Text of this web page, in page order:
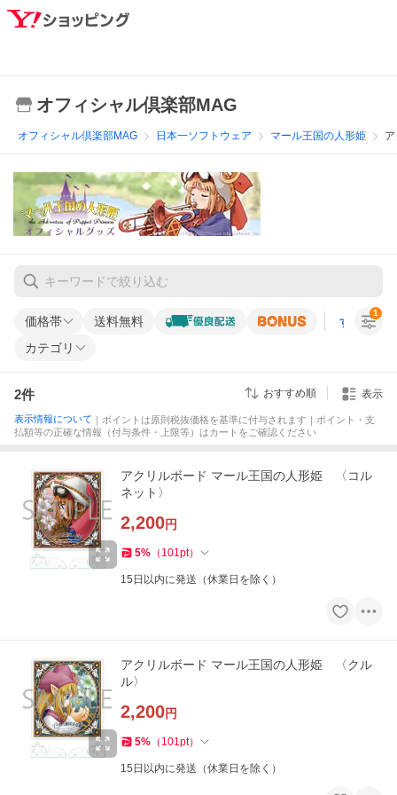
オフィシャル倶楽部MAG
オフィシャル倶楽部MAG 日本一ソフトウェア マール王国の人形姫
価格帯 送料無料 すべての条
カテゴリ
1
2件 おすすめ順 表示
表示情報について ｜ポイントは原則税抜価格を基準に付与されます｜ポイント・支
払額等の正確な情報（付与条件・上限等）はカートをご確認ください
アクリルボード マール王国の人形姫 〈コル
ネット〉
2,200円
5% （ 101pt）
15日以内に発送（休業日を除く）
アクリルボード マール王国の人形姫 〈クル
ル〉
2,200円
5% （ 101pt）
15日以内に発送（休業日を除く）